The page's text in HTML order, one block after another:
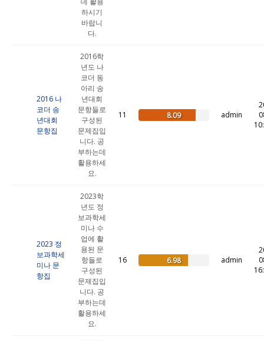
하시기
바랍니
다.
2016 나
코더 송
년대회
문항집
2016학
년도 나
코더 동
아리 송
년대회
문항들로
구성된
문제집입
니다. 공
부하는데
활용하세
요.
11 8.09 admin
2023 정
보과학세
미나 문
항집
2023학
년도 정
보과학세
미나 수
업에 활
용된 문
항들로
구성된
문제집입
니다. 공
부하는데
활용하세
요.
16 6.98 admin